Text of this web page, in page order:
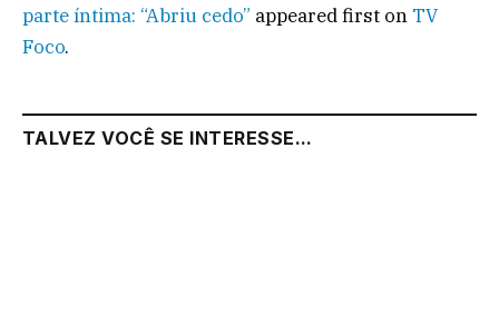
parte íntima: “Abriu cedo” appeared first on TV
Foco.
TALVEZ VOCÊ SE INTERESSE...